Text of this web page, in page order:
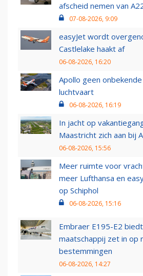
afscheid nemen van
07-08-2026, 9:09
easyJet wordt
Castlelake haakt af
06-08-2026, 16:20
Apollo geen
luchtvaart
06-08-2026, 16:19
In jacht op
Maastricht zich aan bij
06-08-2026, 15:56
Meer ruimte voor
meer Lufthansa en
op Schiphol
06-08-2026, 15:16
Embraer E195-E2
maatschappij zet in op
bestemmingen
06-08-2026, 14:27